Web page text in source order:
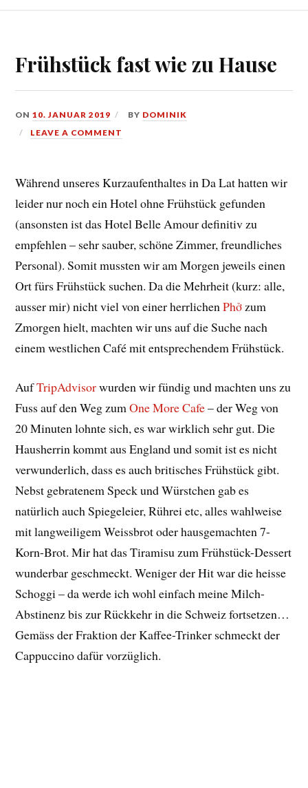
Frühstück fast wie zu Hause
ON10. JANUAR 2019 BY DOMINIK
LEAVE A COMMENT
Während unseres Kurzaufenthaltes in Da Lat hatten wir
leider nur noch ein Hotel ohne Frühstück gefunden
(ansonsten ist das Hotel Belle Amour definitiv zu
empfehlen – sehr sauber, schöne Zimmer, freundliches
Personal). Somit mussten wir am Morgen jeweils einen
Ort fürs Frühstück suchen. Da die Mehrheit (kurz: alle,
ausser mir) nicht viel von einer herrlichenPhởzum
Zmorgen hielt, machten wir uns auf die Suche nach
einem westlichen Café mit entsprechendem Frühstück.
AufTripAdvisorwurden wir fündig und machten uns zu
Fuss auf den Weg zumOne More Cafe– der Weg von
20 Minuten lohnte sich, es war wirklich sehr gut. Die
Hausherrin kommt aus England und somit ist es nicht
verwunderlich, dass es auch britisches Frühstück gibt.
Nebst gebratenem Speck und Würstchen gab es
natürlich auch Spiegeleier, Rührei etc, alles wahlweise
mit langweiligem Weissbrot oder hausgemachten 7-
Korn-Brot. Mir hat das Tiramisu zum Frühstück-Dessert
wunderbar geschmeckt. Weniger der Hit war die heisse
Schoggi – da werde ich wohl einfach meine Milch-
Abstinenz bis zur Rückkehr in die Schweiz fortsetzen…
Gemäss der Fraktion der Kaffee-Trinker schmeckt der
Cappuccino dafür vorzüglich.